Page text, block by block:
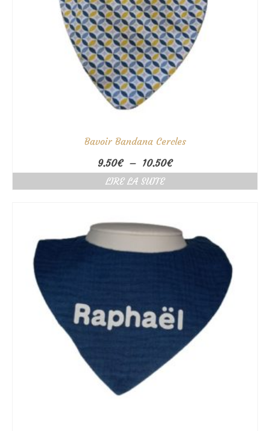
Bavoir Bandana Cercles
9.50€ – 10.50€Plage
de
LIRE LA SUITE